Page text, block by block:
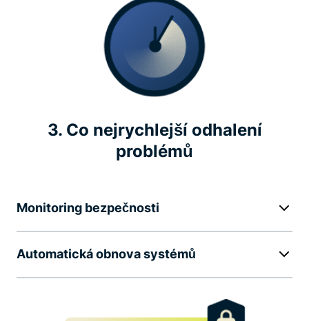
3. Co nejrychlejší odhalení
problémů
Monitoring bezpečnosti
Automatická obnova systémů